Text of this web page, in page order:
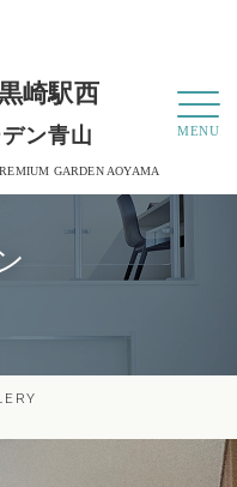
GARDEN AOYAMA
崎駅西
ン青山 MENU